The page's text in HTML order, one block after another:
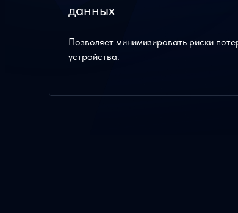
данных
Позволяет минимизировать риски
устройства.